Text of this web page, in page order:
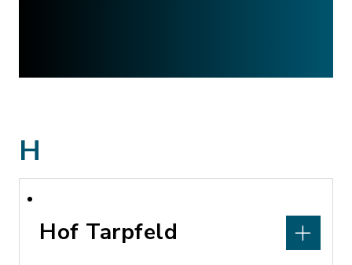
H
Hof Tarpfeld